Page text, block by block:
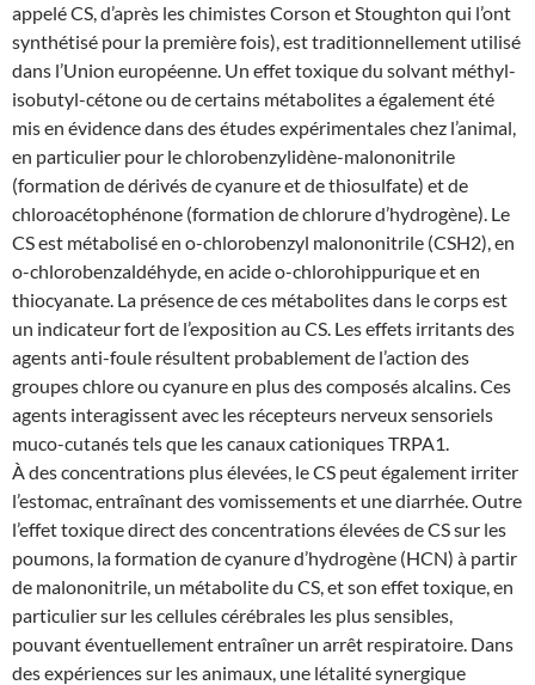
appelé CS, d’après les chimistes Corson et Stoughton qui l’ont
synthétisé pour la première fois), est traditionnellement utilisé
dans l’Union européenne. Un effet toxique du solvant méthyl-
isobutyl-cétone ou de certains métabolites a également été
mis en évidence dans des études expérimentales chez l’animal,
en particulier pour le chlorobenzylidène-malononitrile
(formation de dérivés de cyanure et de thiosulfate) et de
chloroacétophénone (formation de chlorure d’hydrogène). Le
CS est métabolisé en o-chlorobenzyl malononitrile (CSH2), en
o-chlorobenzaldéhyde, en acide o-chlorohippurique et en
thiocyanate. La présence de ces métabolites dans le corps est
un indicateur fort de l’exposition au CS. Les effets irritants des
agents anti-foule résultent probablement de l’action des
groupes chlore ou cyanure en plus des composés alcalins. Ces
agents interagissent avec les récepteurs nerveux sensoriels
muco-cutanés tels que les canaux cationiques TRPA1.
À des concentrations plus élevées, le CS peut également irriter
l’estomac, entraînant des vomissements et une diarrhée. Outre
l’effet toxique direct des concentrations élevées de CS sur les
poumons, la formation de cyanure d’hydrogène (HCN) à partir
de malononitrile, un métabolite du CS, et son effet toxique, en
particulier sur les cellules cérébrales les plus sensibles,
pouvant éventuellement entraîner un arrêt respiratoire. Dans
des expériences sur les animaux, une létalité synergique